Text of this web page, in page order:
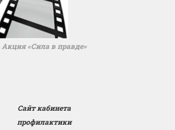
Акция «Сила в правде»
Сайт кабинета
профилактики